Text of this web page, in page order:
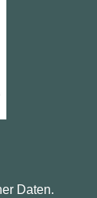
Daten.